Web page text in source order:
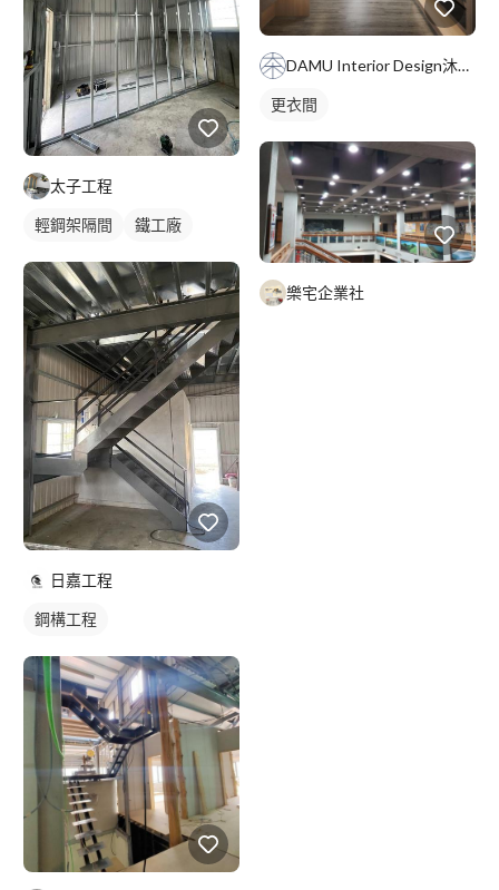
太子工程
輕鋼架隔間 鐵工廠
日嘉工程
鋼構工程
DAMU Interior Design沐空間設計
更衣間
樂宅企業社